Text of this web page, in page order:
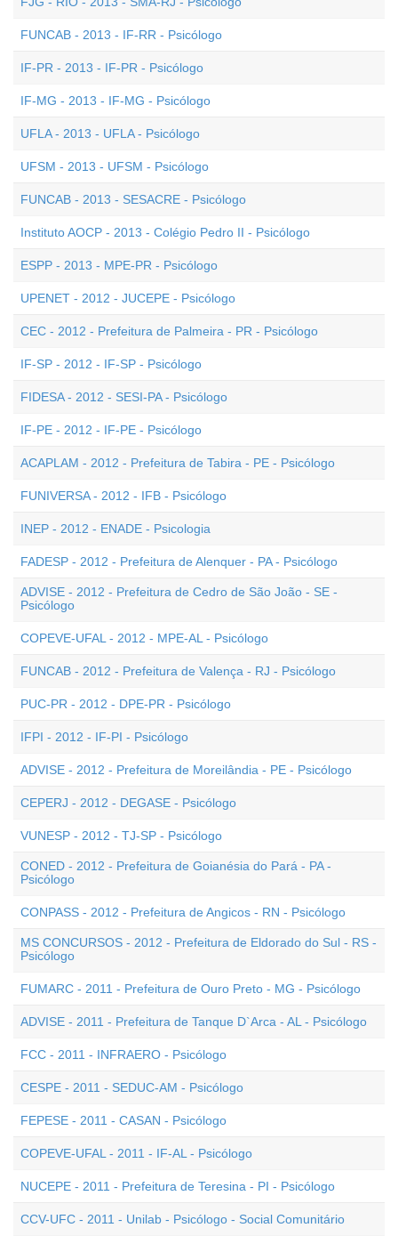
FUNCAB - 2013 - IF-RR - Psicólogo
IF-PR - 2013 - IF-PR - Psicólogo
IF-MG - 2013 - IF-MG - Psicólogo
UFLA - 2013 - UFLA - Psicólogo
UFSM - 2013 - UFSM - Psicólogo
FUNCAB - 2013 - SESACRE - Psicólogo
Instituto AOCP - 2013 - Colégio Pedro II - Psicólogo
ESPP - 2013 - MPE-PR - Psicólogo
UPENET - 2012 - JUCEPE - Psicólogo
CEC - 2012 - Prefeitura de Palmeira - PR - Psicólogo
IF-SP - 2012 - IF-SP - Psicólogo
FIDESA - 2012 - SESI-PA - Psicólogo
IF-PE - 2012 - IF-PE - Psicólogo
ACAPLAM - 2012 - Prefeitura de Tabira - PE - Psicólogo
FUNIVERSA - 2012 - IFB - Psicólogo
INEP - 2012 - ENADE - Psicologia
FADESP - 2012 - Prefeitura de Alenquer - PA - Psicólogo
ADVISE - 2012 - Prefeitura de Cedro de São João - SE -
Psicólogo
COPEVE-UFAL - 2012 - MPE-AL - Psicólogo
FUNCAB - 2012 - Prefeitura de Valença - RJ - Psicólogo
PUC-PR - 2012 - DPE-PR - Psicólogo
IFPI - 2012 - IF-PI - Psicólogo
ADVISE - 2012 - Prefeitura de Moreilândia - PE - Psicólogo
CEPERJ - 2012 - DEGASE - Psicólogo
VUNESP - 2012 - TJ-SP - Psicólogo
CONED - 2012 - Prefeitura de Goianésia do Pará - PA -
Psicólogo
CONPASS - 2012 - Prefeitura de Angicos - RN - Psicólogo
MS CONCURSOS - 2012 - Prefeitura de Eldorado do Sul - RS -
Psicólogo
FUMARC - 2011 - Prefeitura de Ouro Preto - MG - Psicólogo
ADVISE - 2011 - Prefeitura de Tanque D`Arca - AL - Psicólogo
FCC - 2011 - INFRAERO - Psicólogo
CESPE - 2011 - SEDUC-AM - Psicólogo
FEPESE - 2011 - CASAN - Psicólogo
COPEVE-UFAL - 2011 - IF-AL - Psicólogo
NUCEPE - 2011 - Prefeitura de Teresina - PI - Psicólogo
CCV-UFC - 2011 - Unilab - Psicólogo - Social Comunitário